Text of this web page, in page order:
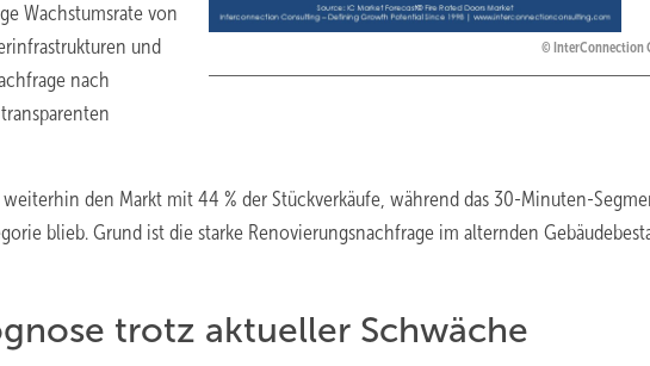
InterConnection
Wachstumsrate von
und
nach
den Markt mit 44 % der Stückverkäufe, während das 30-Minuten-
blieb. Grund ist die starke Renovierungsnachfrage im alternden
trotz aktueller Schwäche